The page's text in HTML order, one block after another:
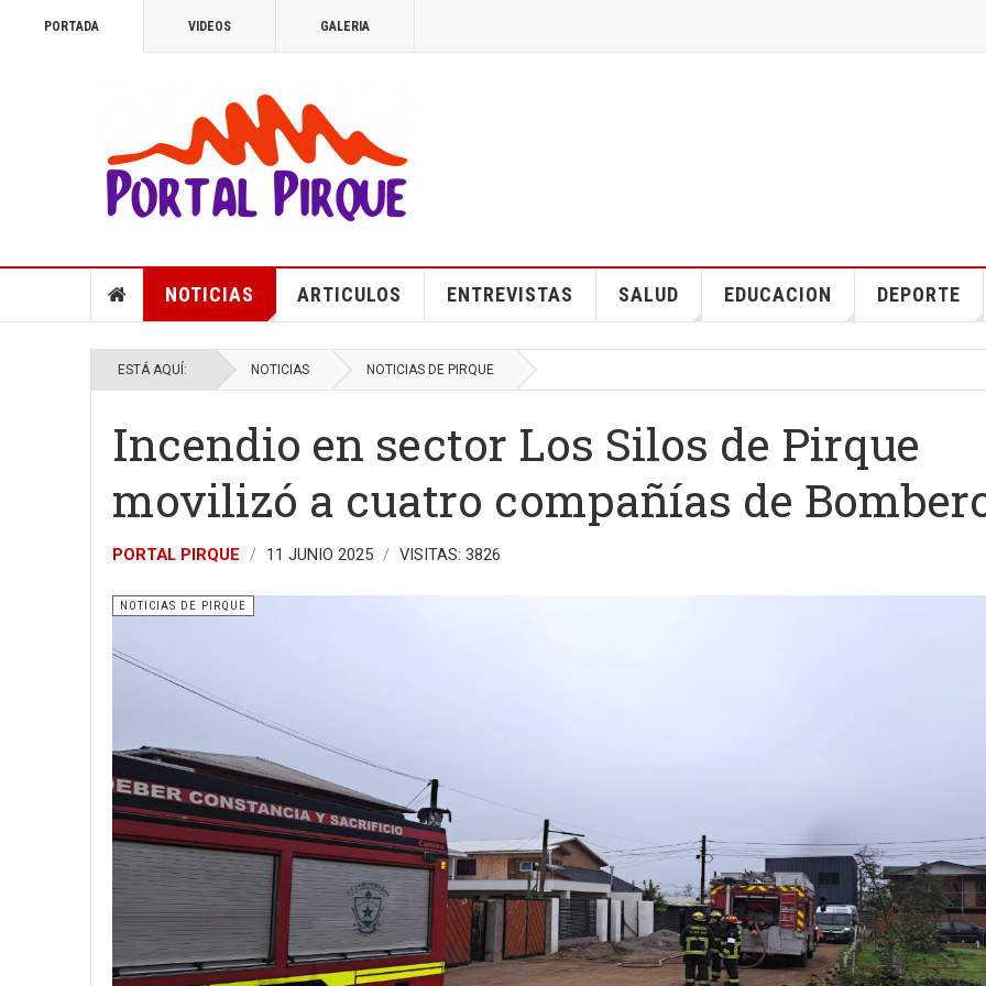
PORTADA VIDEOS GALERIA
NOTICIAS ARTICULOS ENTREVISTAS SALUD EDUCACION DEPORTE
ESTÁ AQUÍ: NOTICIAS NOTICIAS DE PIRQUE
Incendio en sector Los Silos de Pirque
movilizó a cuatro compañías de
PORTAL PIRQUE 11 JUNIO 2025 VISITAS: 3826
NOTICIAS DE PIRQUE